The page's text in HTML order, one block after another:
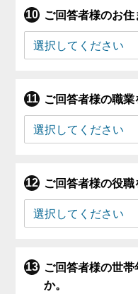
ご回答者様のお住
ご回答者様の職業
ご回答者様の役職
ご回答者様の世
か。